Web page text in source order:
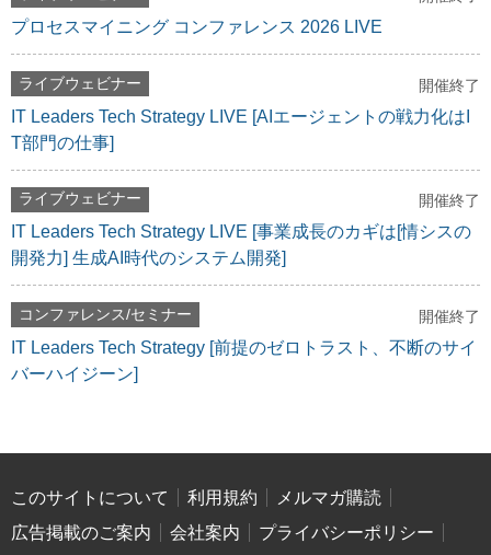
プロセスマイニング コンファレンス 2026 LIVE
ライブウェビナー 開催終了
IT Leaders Tech Strategy LIVE [AIエージェントの戦力化はI
T部門の仕事]
ライブウェビナー 開催終了
IT Leaders Tech Strategy LIVE [事業成長のカギは[情シスの
開発力] 生成AI時代のシステム開発]
コンファレンス/セミナー 開催終了
IT Leaders Tech Strategy [前提のゼロトラスト、不断のサイ
バーハイジーン]
このサイトについて 利用規約
メルマガ購読
広告掲載のご案内
会社案内
プライバシーポリシー